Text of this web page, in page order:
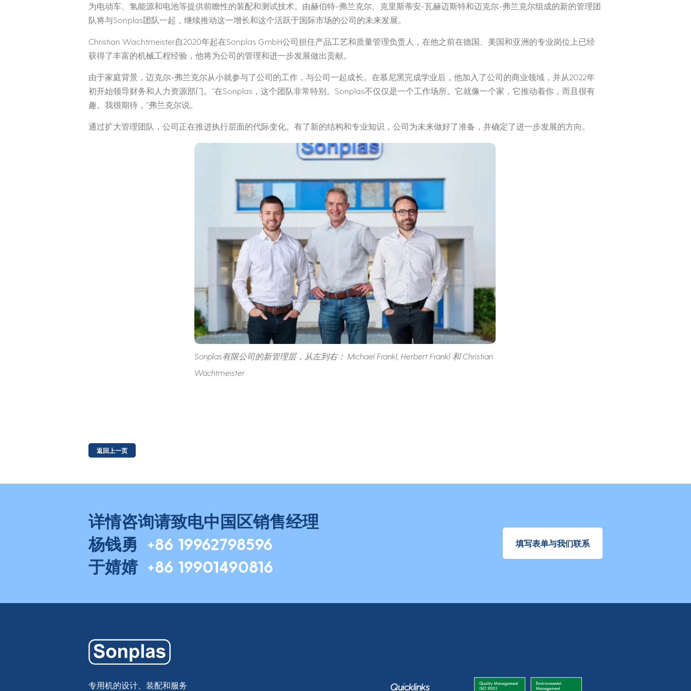
为电动车、氢能源和电池等提供前瞻性的装配和测试技术。由赫伯特-弗兰克尔、克里斯蒂安-瓦赫迈斯特和迈克尔-弗兰克尔组成的新的管理团
队将与Sonplas团队一起，继续推动这一增长和这个活跃于国际市场的公司的未来发展。
Christian Wachtmeister自2020年起在Sonplas GmbH公司担任产品工艺和质量管理负责人，在他之前在德国、美国和亚洲的专业岗位上已经
获得了丰富的机械工程经验，他将为公司的管理和进一步发展做出贡献。
由于家庭背景，迈克尔-弗兰克尔从小就参与了公司的工作，与公司一起成长。在慕尼黑完成学业后，他加入了公司的商业领域，并从2022年
初开始领导财务和人力资源部门。”在Sonplas，这个团队非常特别。Sonplas不仅仅是一个工作场所。它就像一个家，它推动着你，而且很有
趣。我很期待，”弗兰克尔说。
通过扩大管理团队，公司正在推进执行层面的代际变化。有了新的结构和专业知识，公司为未来做好了准备，并确定了进一步发展的方向。
Sonplas有限公司的新管理层，从左到右： Michael Frankl, Herbert Frankl 和 Christian
Wachtmeister
返回上一页
详情咨询请致电中国区销售经理
杨钱勇 +86 19962798596
于婧婧 +86 19901490816
填写表单与我们联系
专用机的设计、装配和服务 Quicklinks